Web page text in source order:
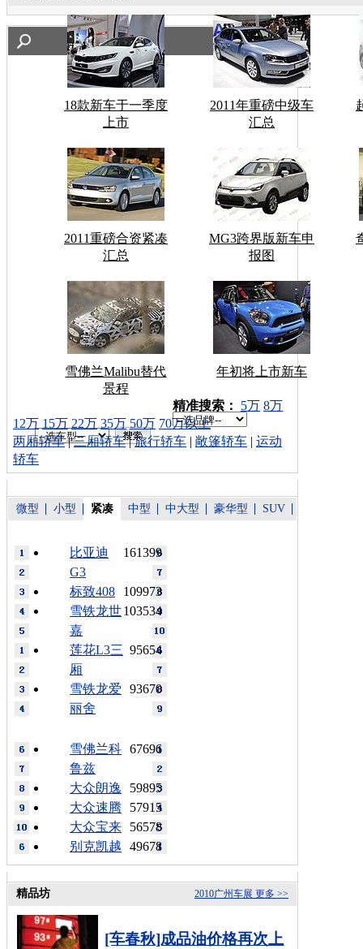
18款新车于一季度
上市
2011年重磅中级车
汇总
2011重磅合资紧凑
汇总
MG3跨界版新车申
报图
雪佛兰Malibu替代
景程
年初将上市新车
车型搜索：
精准搜索： 5万 8万
12万 15万 22万 35万 50万 70万以上
两厢轿车|三厢轿车|旅行轿车 | 敞篷轿车 | 运动
轿车
微型 小型 紧凑 中型 中大型 豪华型 SUV
161399
比亚迪
G3
109973
标致408
103534
雪铁龙世
嘉
95654
莲花L3三
厢
93670
雪铁龙爱
丽舍
67696
雪佛兰科
鲁兹
59895
大众朗逸
57915
大众速腾
56578
大众宝来
49678
别克凯越
更多 >>
2010广州车展
精品坊
[车春秋]成品油价格再次上